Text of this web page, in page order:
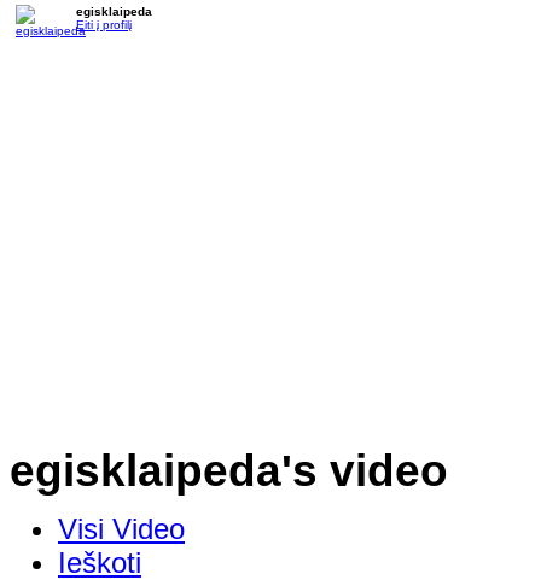
egisklaipeda
Eiti į profilį
egisklaipeda's video
Visi Video
Ieškoti